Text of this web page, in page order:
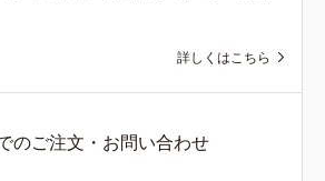
詳しくはこちら
のご注文・お問い合わせ